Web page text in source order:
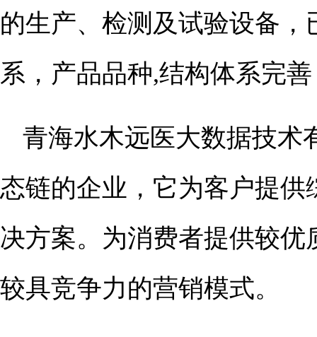
的生产、检测及试验设备
系，产品品种,结构体系完
青海水木远医大数据技术
态链的企业，它为客户提
决方案。为消费者提供较
较具竞争力的营销模式。